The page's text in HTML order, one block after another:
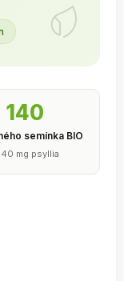
140
semínka BIO
mg psyllia